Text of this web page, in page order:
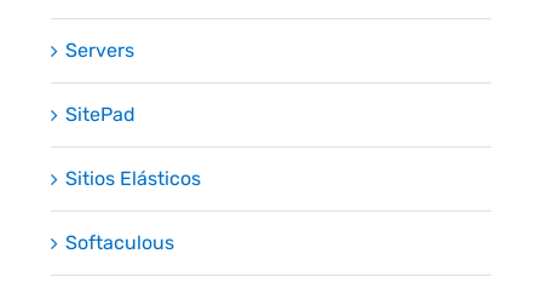
Servers
SitePad
Sitios Elásticos
Softaculous